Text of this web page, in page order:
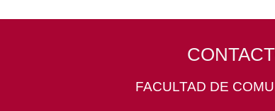
FACULTAD DE